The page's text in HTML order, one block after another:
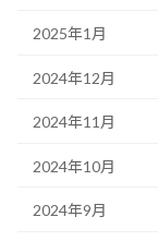
2025年1月
2024年12月
2024年11月
2024年10月
2024年9月